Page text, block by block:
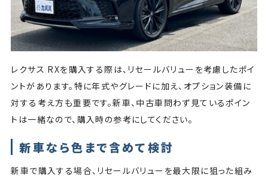
レクサス RXを購入する際は、リセールバリューを考慮したポイ
ントがあります。特に年式やグレードに加え、オプション装備に
対する考え方も重要です。新車、中古車問わず見ているポイン
トは一緒なので、購入時の参考にしてください。
新車なら色まで含めて検討
新車で購入する場合、リセールバリューを最大限に狙った組み